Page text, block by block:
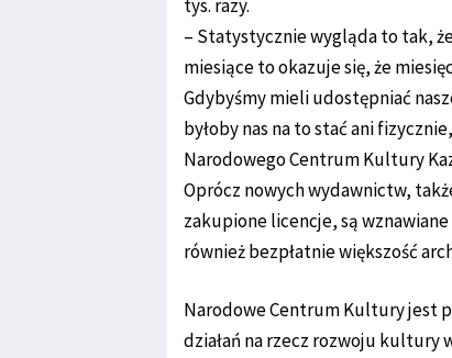
tys. razy.
– Statystycznie wygląda to tak,
miesiące to okazuje się, że
Gdybyśmy mieli udostępniać
byłoby nas na to stać ani
Narodowego Centrum Kultury
Oprócz nowych wydawnictw,
zakupione licencje, są
również bezpłatnie większość
Narodowe Centrum Kultury jest
działań na rzecz rozwoju kultury